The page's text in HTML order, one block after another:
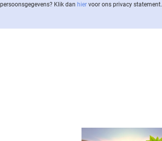
Klik dan hier voor ons privacy statement.